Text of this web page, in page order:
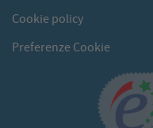
Cookie policy
Preferenze Cookie